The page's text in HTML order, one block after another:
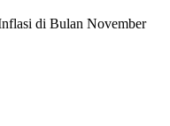
di Bulan November